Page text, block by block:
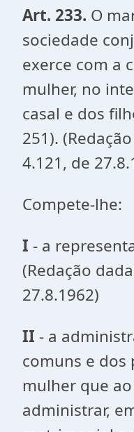
Art. 233. O
sociedade
exerce com a
mulher, no
casal e dos
251).
4.121, de
Compete-lhe:
I - a
(Redação
27.8.1962)
II - a
comuns e dos
mulher que
administrar,